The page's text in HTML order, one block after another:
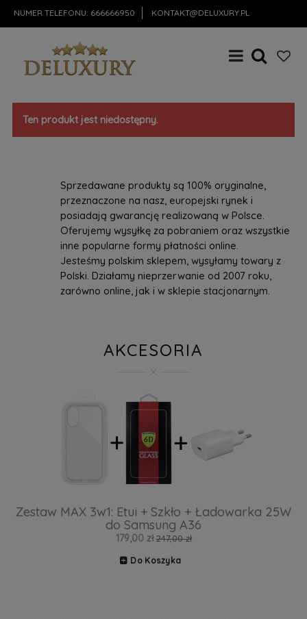
NUMER TELEFONU: 666666950 KONTAKT@DELUXURY.PL
Ten produkt jest niedostępny.
Sprzedawane produkty są 100% oryginalne,
przeznaczone na nasz, europejski rynek i
posiadają gwarancję realizowaną w Polsce.
Oferujemy wysyłkę za pobraniem oraz wszystkie
inne popularne formy płatności online.
Jesteśmy polskim sklepem, wysyłamy towary z
Polski. Działamy nieprzerwanie od 2007 roku,
zarówno online, jak i w sklepie stacjonarnym.
AKCESORIA
Zestaw MAX 3w1: Etui + Szkło + Ładowarka 25W
do Samsung A36
179,00 zł 247,00 zł
Do Koszyka